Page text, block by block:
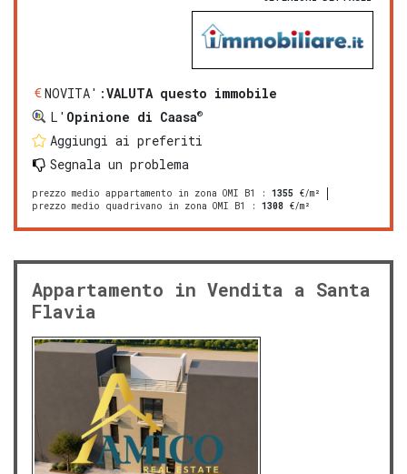
NOVITA':VALUTA questo immobile
L' Opinione di Caasa®
Aggiungi ai preferiti
Segnala un problema
prezzo medio appartamento in zona OMI B1 : 1355 €/m²
prezzo medio quadrivano in zona OMI B1
: 1308 €/m²
Appartamento in Vendita a Santa
Flavia